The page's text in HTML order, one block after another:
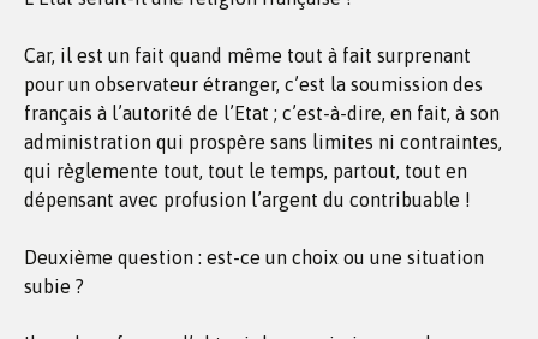
Car, il est un fait quand même tout à fait surprenant
pour un observateur étranger, c’est la soumission des
français à l’autorité de l’Etat ; c’est-à-dire, en fait, à son
administration qui prospère sans limites ni contraintes,
qui règlemente tout, tout le temps, partout, tout en
dépensant avec profusion l’argent du contribuable !
Deuxième question : est-ce un choix ou une situation
subie ?